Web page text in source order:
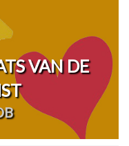
VAN DE